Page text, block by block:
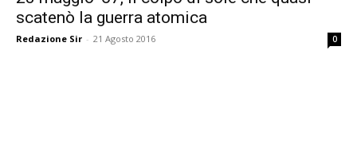
scatenò la guerra atomica
Redazione Sir - 21 Agosto 2016 0